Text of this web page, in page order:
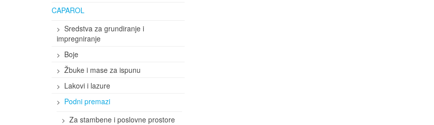
CAPAROL
Sredstva za grundiranje i
impregniranje
Boje
Žbuke i mase za ispunu
Lakovi i lazure
Podni premazi
Za stambene i poslovne prostore